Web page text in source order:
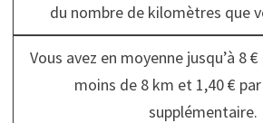
du nombre de kilomètres que
Vous avez en moyenne jusqu’à 8
moins de 8 km et 1,40 €
supplémentaire.